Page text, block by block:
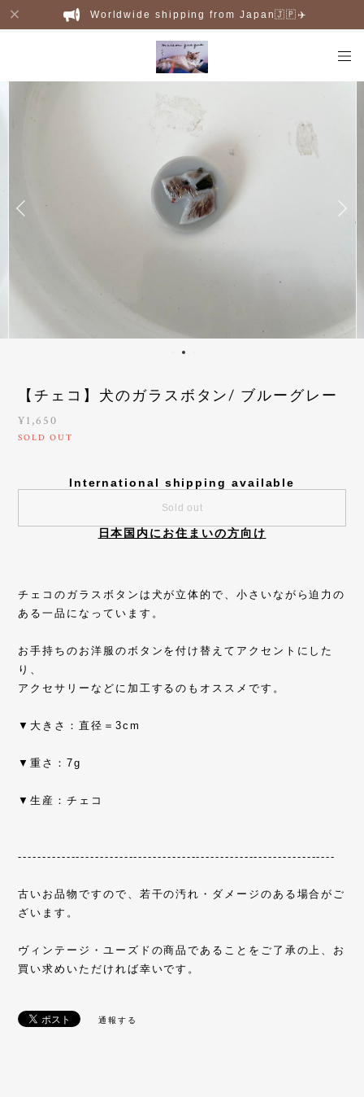
Worldwide shipping from Japan🇯🇵✈️
【チェコ】犬のガラスボタン/ ブルーグレー
¥1,650
SOLD OUT
International shipping available
Sold out
日本国内にお住まいの方向け
チェコのガラスボタンは犬が立体的で、小さいながら迫力の
ある一品になっています。
お手持ちのお洋服のボタンを付け替えてアクセントにした
り、
アクセサリーなどに加工するのもオススメです。
▼大きさ：直径＝3cm
▼重さ：7g
▼生産：チェコ
------------------------------------------------------------------
古いお品物ですので、若干の汚れ・ダメージのある場合がご
ざいます。
ヴィンテージ・ユーズドの商品であることをご了承の上、お
買い求めいただければ幸いです。
通報する